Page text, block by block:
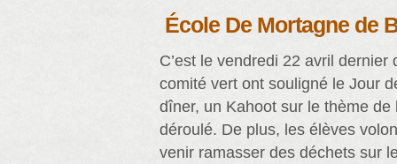
École De Mortagne de
C’est le vendredi 22 avril dernier
comité vert ont souligné le Jour
dîner, un Kahoot sur le thème de
déroulé. De plus, les élèves
venir ramasser des déchets sur